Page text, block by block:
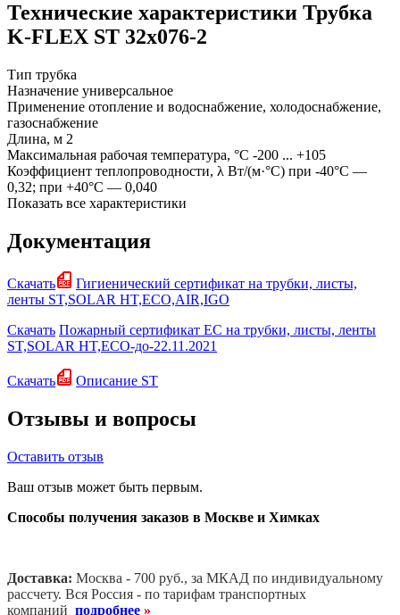
Технические характеристики Трубка
K-FLEX ST 32х076-2
Тип трубка
Назначение универсальное
Применение отопление и водоснабжение, холодоснабжение,
газоснабжение
Длина, м 2
Максимальная рабочая температура, °С -200 ... +105
Коэффициент теплопроводности, λ Вт/(м·°С) при -40°С —
0,32; при +40°С — 0,040
Показать все характеристики
Документация
Скачать
Гигиенический сертификат на трубки, листы,
ленты ST,SOLAR HT,ECO,AIR,IGO
Скачать Пожарный сертификат EC на трубки, листы, ленты
ST,SOLAR HT,ECO-до-22.11.2021
Скачать Описание ST
Отзывы и вопросы
Оставить отзыв
Ваш отзыв может быть первым.
Способы получения заказов в Москве и Химках
Доставка: Москва - 700 руб., за МКАД по индивидуальному
рассчету. Вся Россия - по тарифам транспортных
компаний подробнее »